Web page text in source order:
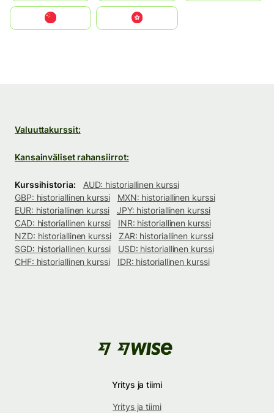
中國香港特別行政區
Valuuttakurssit:
Kansainväliset rahansiirrot:
Kurssihistoria:
AUD: historiallinen kurssi
GBP: historiallinen kurssi
MXN: historiallinen kurssi
EUR: historiallinen kurssi
JPY: historiallinen kurssi
CAD: historiallinen kurssi
INR: historiallinen kurssi
NZD: historiallinen kurssi
ZAR: historiallinen kurssi
SGD: historiallinen kurssi
USD: historiallinen kurssi
CHF: historiallinen kurssi
IDR: historiallinen kurssi
Yritys ja tiimi
Yritys ja tiimi